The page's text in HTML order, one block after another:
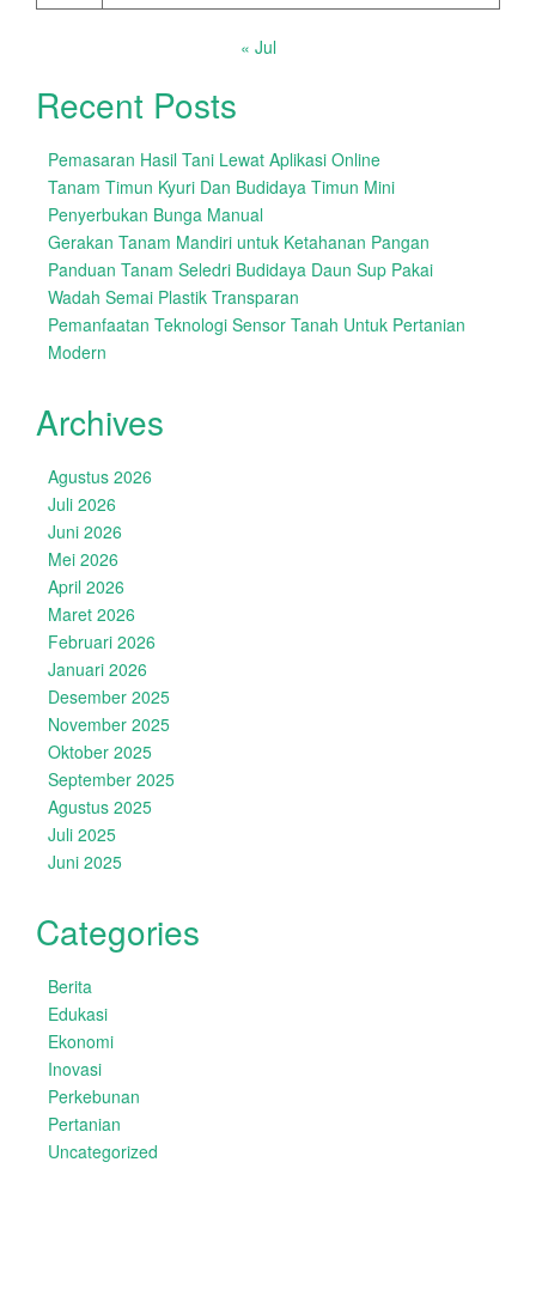
« Jul
Recent Posts
Pemasaran Hasil Tani Lewat Aplikasi Online
Tanam Timun Kyuri Dan Budidaya Timun Mini
Penyerbukan Bunga Manual
Gerakan Tanam Mandiri untuk Ketahanan Pangan
Panduan Tanam Seledri Budidaya Daun Sup Pakai
Wadah Semai Plastik Transparan
Pemanfaatan Teknologi Sensor Tanah Untuk Pertanian
Modern
Archives
Agustus 2026
Juli 2026
Juni 2026
Mei 2026
April 2026
Maret 2026
Februari 2026
Januari 2026
Desember 2025
November 2025
Oktober 2025
September 2025
Agustus 2025
Juli 2025
Juni 2025
Categories
Berita
Edukasi
Ekonomi
Inovasi
Perkebunan
Pertanian
Uncategorized